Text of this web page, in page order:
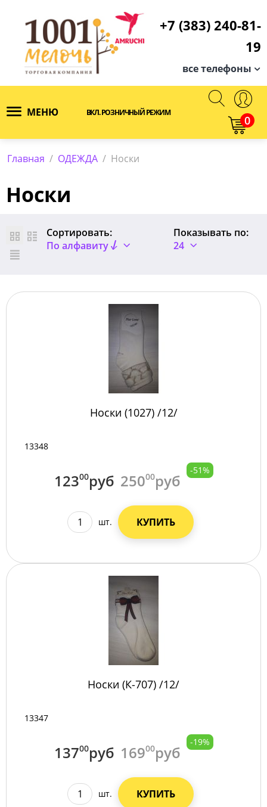
+7 (383) 240-81-
19
все телефоны
МЕНЮ ВКЛ. РОЗНИЧНЫЙ РЕЖИМ
0
Главная / ОДЕЖДА / Носки
Носки
Сортировать:
По алфавиту
Показывать по:
24
Носки (1027) /12/
13348
12300руб 25000руб
-51%
шт. КУПИТЬ
Носки (К-707) /12/
13347
13700руб 16900руб
-19%
шт. КУПИТЬ